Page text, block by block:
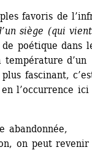
favoris de
siège (qui vient
poétique dans
température d’un
fascinant,
l’occurrence ici
abandonnée,
on peut